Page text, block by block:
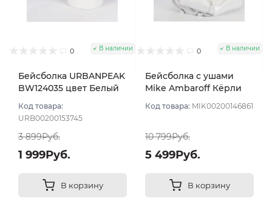
0 В наличии
Бейсболка URBANPEAK
BW124035 цвет Белый
Код товара:
URB00200153745
3 899Руб.
1 999Руб.
В корзину
0 В наличии
Бейсболка с ушами
Mike Ambaroff Кёрли
Молочный размер UNI
Код товара: MIK00200146861
10 799Руб.
5 499Руб.
В корзину